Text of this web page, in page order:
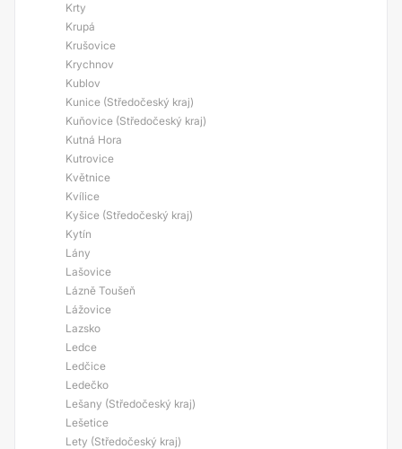
Krty
Krupá
Krušovice
Krychnov
Kublov
Kunice (Středočeský kraj)
Kuňovice (Středočeský kraj)
Kutná Hora
Kutrovice
Květnice
Kvílice
Kyšice (Středočeský kraj)
Kytín
Lány
Lašovice
Lázně Toušeň
Lážovice
Lazsko
Ledce
Ledčice
Ledečko
Lešany (Středočeský kraj)
Lešetice
Lety (Středočeský kraj)